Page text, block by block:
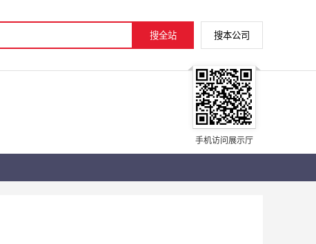
手机访问展示厅